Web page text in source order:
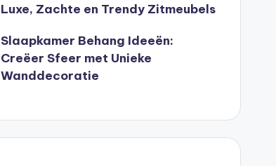
Luxe, Zachte en Trendy Zitmeubels
Slaapkamer Behang Ideeën:
Creëer Sfeer met Unieke
Wanddecoratie